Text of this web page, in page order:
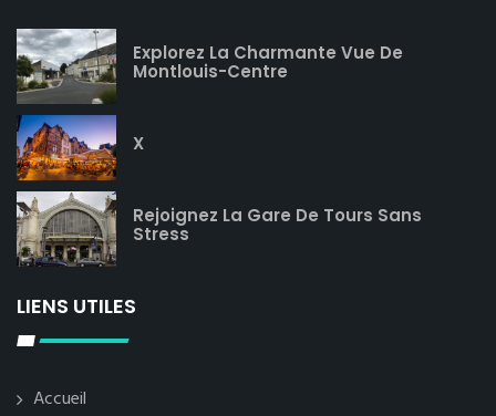
Explorez La Charmante Vue De
Montlouis-Centre
X
Rejoignez La Gare De Tours Sans
Stress
LIENS UTILES
Accueil